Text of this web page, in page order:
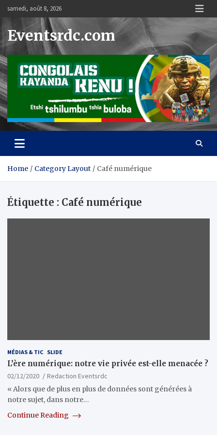
content
samedi, août 8, 2026
Eventsrdc.com
Home Category Layout Café numérique
Étiquette : Café numérique
MÉDIAS & TIC SLIDE
L’ère numérique: notre vie privée est-elle menacée ?
02/12/2020
Redaction Eventsrdc
« Alors que de plus en plus de données sont générées à
notre sujet, dans notre…
Continue Reading